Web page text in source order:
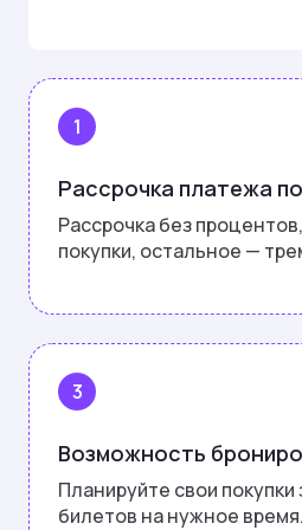
1
Рассрочка платежа
Рассрочка без
покупки, остальное —
3
Возможность
Планируйте свои
билетов на нужное